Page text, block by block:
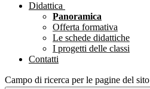
Didattica
Panoramica
Offerta formativa
Le schede didattiche
I progetti delle classi
Contatti
Campo di ricerca per le pagine del sito